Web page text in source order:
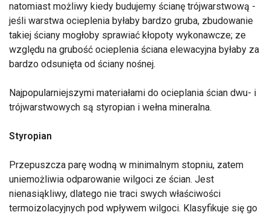
natomiast możliwy kiedy budujemy ścianę trójwarstwową -
jeśli warstwa ocieplenia byłaby bardzo gruba, zbudowanie
takiej ściany mogłoby sprawiać kłopoty wykonawcze; ze
względu na grubość ocieplenia ściana elewacyjna byłaby za
bardzo odsunięta od ściany nośnej.
Najpopularniejszymi materiałami do ocieplania ścian dwu- i
trójwarstwowych są styropian i wełna mineralna.
Styropian
Przepuszcza parę wodną w minimalnym stopniu, zatem
uniemożliwia odparowanie wilgoci ze ścian. Jest
nienasiąkliwy, dlatego nie traci swych właściwości
termoizolacyjnych pod wpływem wilgoci. Klasyfikuje się go